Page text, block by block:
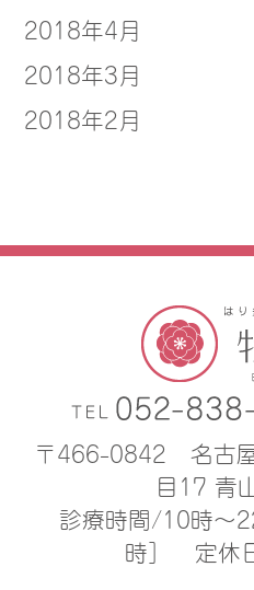
2018年4月
2018年3月
2018年2月
〒466-0842
名古
目17 青
診療時間/10時〜
時］
定休